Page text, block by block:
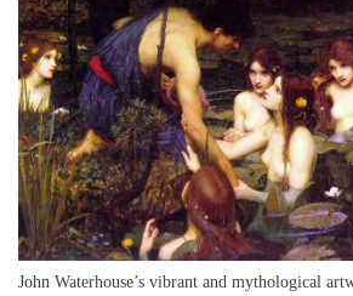
John Waterhouse’s vibrant and mythological